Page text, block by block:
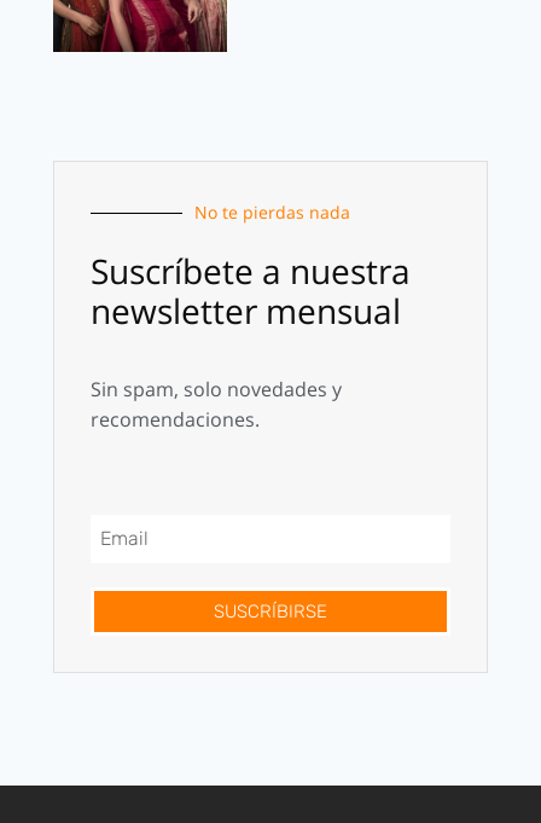
No te pierdas nada
Suscríbete a nuestra
newsletter mensual
Sin spam, solo novedades y
recomendaciones.
SUSCRÍBIRSE